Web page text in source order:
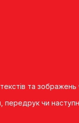
та
передрук чи